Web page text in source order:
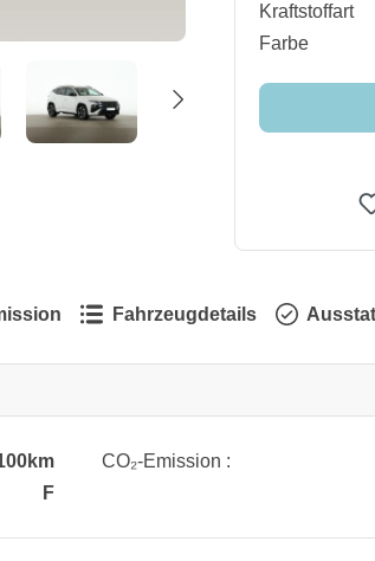
Kraftstoffart
Farbe
Fahrzeugdetails
CO₂-Emission :
F